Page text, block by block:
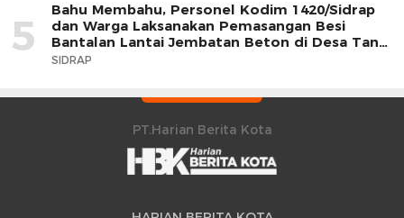
5
Bahu Membahu, Personel Kodim 1420/Sidrap
dan Warga Laksanakan Pemasangan Besi
Bantalan Lantai Jembatan Beton di Desa Tana
Toro
SIDRAP
PT.Harian Berita Kota